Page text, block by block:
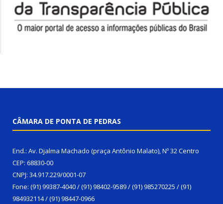
CÂMARA DE PONTA DE PEDRAS
End.: Av. Djalma Machado (praça Antônio Malato), Nº 32 Centro
CEP: 68830-00
CNPJ: 34.917.229/0001-07
Fone: (91) 99387-4040 / (91) 98402-9589 / (91) 985270225 / (91)
984932114 / (91) 98447-0966